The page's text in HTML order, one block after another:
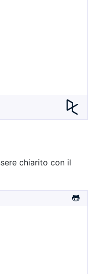
chiarito con il